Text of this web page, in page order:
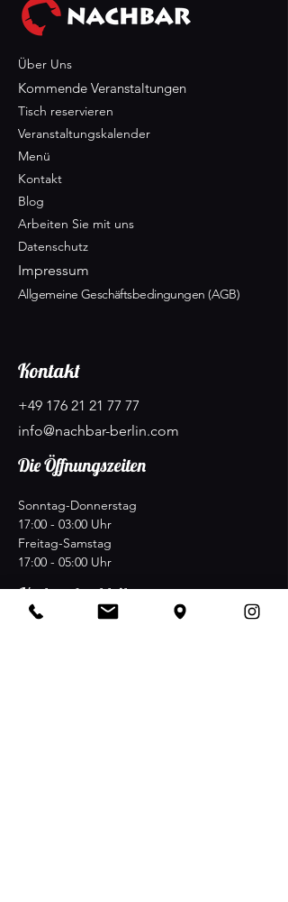
Über Uns
Kommende Veranstaltungen
Tisch reservieren
Veranstaltungskalender
Menü
Kontakt
Blog
Arbeiten Sie mit uns
Datenschutz
Impressum
Allgemeine Geschäftsbedingungen (AGB)
Kontakt
+49 176 21 21 77 77
info@nachbar-berlin.com
Die Öffnungszeiten
Sonntag-Donnerstag
17:00 - 03:00 Uhr
Freitag-Samstag
17:00 - 05:00 Uhr
Verbunden bleiben